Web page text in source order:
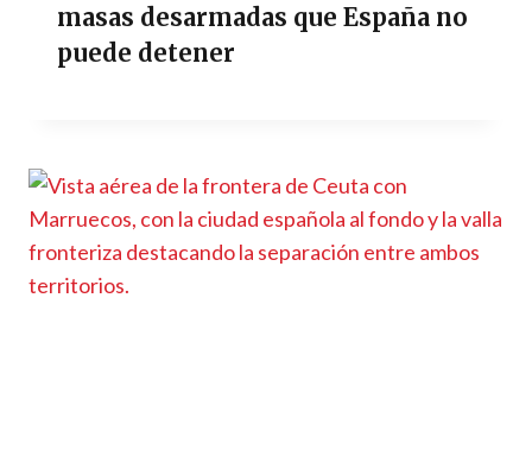
masas desarmadas que España no
puede detener